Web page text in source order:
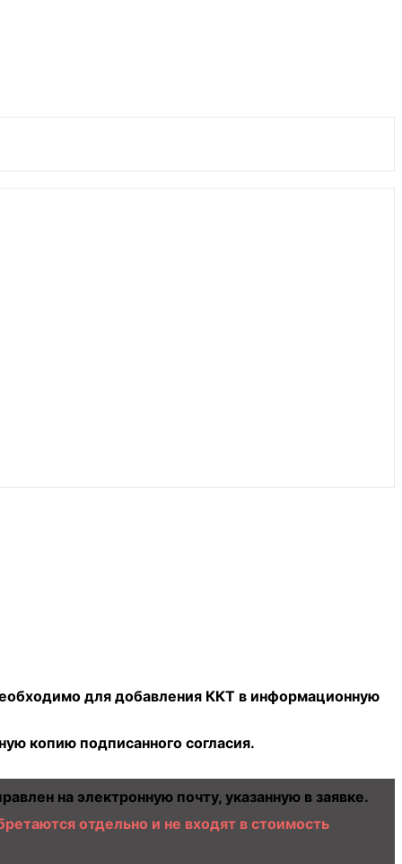
для добавления ККТ в информационную
копию подписанного согласия.
на электронную почту, указанную в заявке.
отдельно и не входят в стоимость